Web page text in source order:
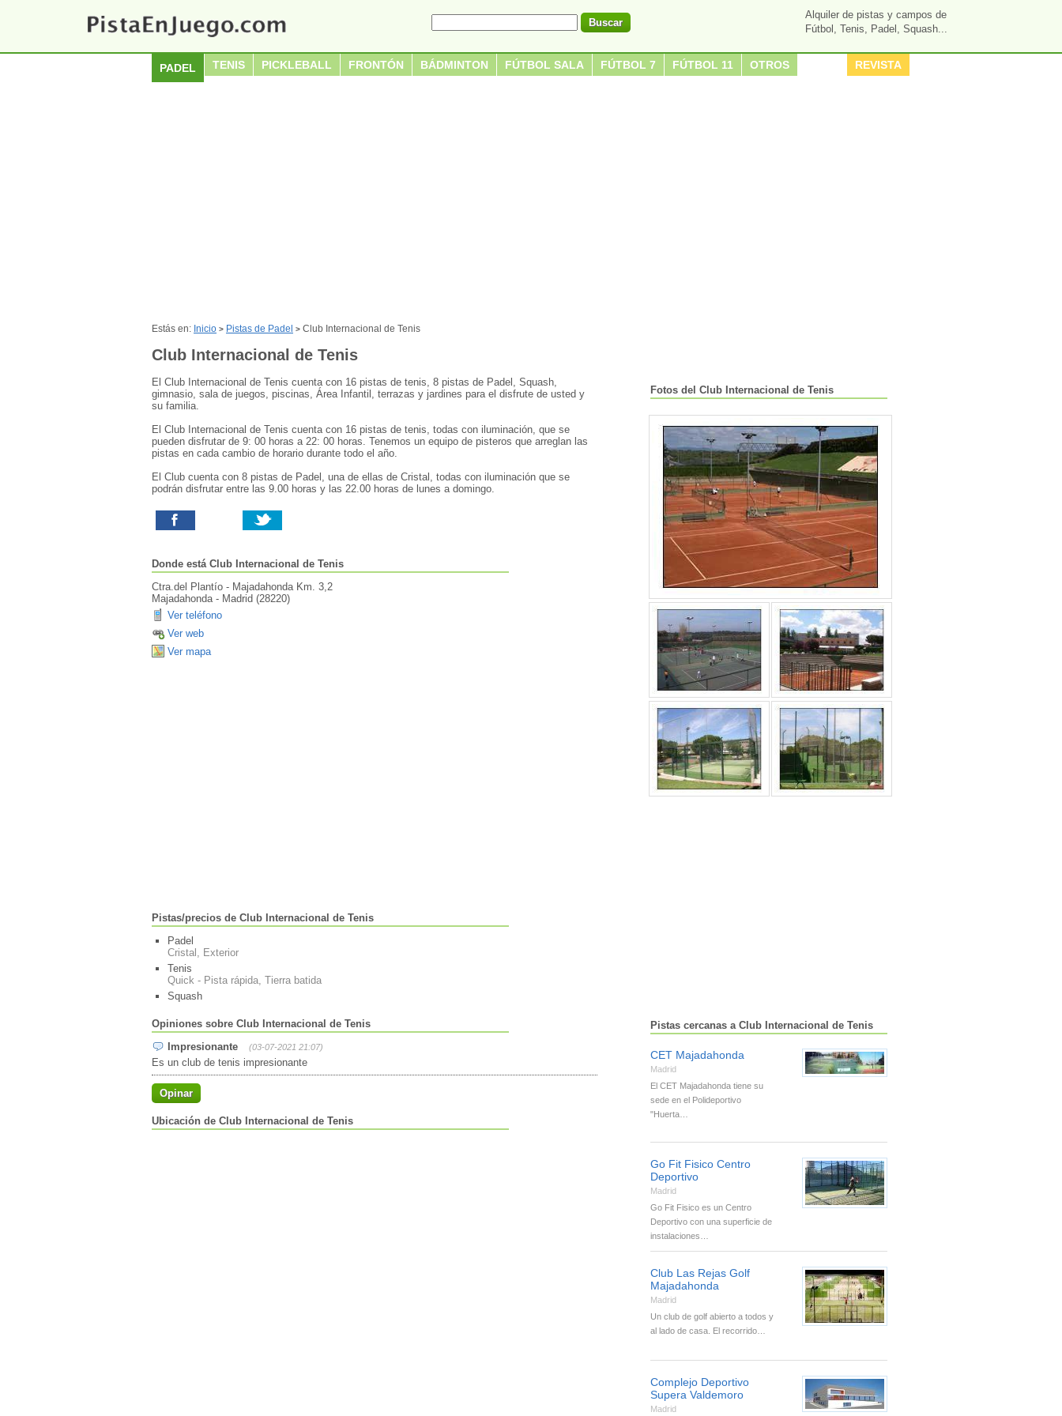
Alquiler de pistas y campos de
Fútbol, Tenis, Padel, Squash...
PADEL TENIS PICKLEBALL FRONTÓN BÁDMINTON FÚTBOL SALA FÚTBOL 7 FÚTBOL 11 OTROS REVISTA
Estás en: Inicio > Pistas de Padel > Club Internacional de Tenis
Club Internacional de Tenis
El Club Internacional de Tenis cuenta con 16 pistas de tenis, 8 pistas de Padel, Squash,
gimnasio, sala de juegos, piscinas, Área Infantil, terrazas y jardines para el disfrute de usted y
su familia.
El Club Internacional de Tenis cuenta con 16 pistas de tenis, todas con iluminación, que se
pueden disfrutar de 9: 00 horas a 22: 00 horas. Tenemos un equipo de pisteros que arreglan las
pistas en cada cambio de horario durante todo el año.
El Club cuenta con 8 pistas de Padel, una de ellas de Cristal, todas con iluminación que se
podrán disfrutar entre las 9.00 horas y las 22.00 horas de lunes a domingo.
Donde está Club Internacional de Tenis
Ctra.del Plantío - Majadahonda Km. 3,2
Majadahonda- Madrid (28220)
Ver teléfono
Ver web
Ver mapa
Pistas/precios de Club Internacional de Tenis
Padel
Cristal, Exterior
Tenis
Quick - Pista rápida, Tierra batida
Squash
Opiniones sobre Club Internacional de Tenis
Impresionante
(03-07-2021 21:07)
Es un club de tenis impresionante
Opinar
Ubicación de Club Internacional de Tenis
Fotos del Club Internacional de Tenis
Pistas cercanas a Club Internacional de Tenis
CET Majadahonda
Madrid
El CET Majadahonda tiene su
sede en el Polideportivo
"Huerta…
Go Fit Fisico Centro
Deportivo
Madrid
Go Fit Fisico es un Centro
Deportivo con una superficie de
instalaciones…
Club Las Rejas Golf
Majadahonda
Madrid
Un club de golf abierto a todos y
al lado de casa. El recorrido…
Complejo Deportivo
Supera Valdemoro
Madrid